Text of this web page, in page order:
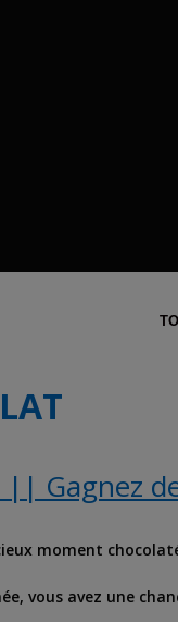
|| Gagnez
moment
vous avez une